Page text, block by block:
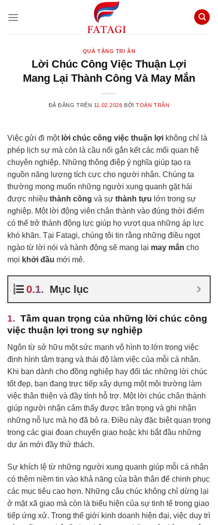
đến
QUÀ TẶNG TRI ÂN
Lời Chúc Công Việc Thuận Lợi
Mang Lại Thành Công Và May Mắn
ĐÃ ĐĂNG TRÊN 11.02.2026 BỞITOÀN TRẦN
Việc gửi đi một lời chúc công việc thuận lợi không chỉ là
phép lịch sự mà còn là cầu nối gắn kết các mối quan hệ
chuyên nghiệp. Những thông điệp ý nghĩa giúp tạo ra
nguồn năng lượng tích cực cho người nhận. Chúng ta
thường mong muốn những người xung quanh gặt hái
được nhiều thành công và sự thành tựu lớn trong sự
nghiệp. Một lời động viên chân thành vào đúng thời điểm
có thể trở thành động lực giúp họ vượt qua những áp lực
khó khăn. Tại Fatagi, chúng tôi tin rằng những điều ngọt
ngào từ lời nói và hành động sẽ mang lại may mắn cho
mọi khởi đầu mới mẻ.
Mục lục
Tầm quan trọng của những lời chúc công
việc thuận lợi trong sự nghiệp
Ngôn từ sở hữu một sức mạnh vô hình to lớn trong việc
định hình tâm trạng và thái độ làm việc của mỗi cá nhân.
Khi bạn dành cho đồng nghiệp hay đối tác những lời chúc
tốt đẹp, bạn đang trực tiếp xây dựng một môi trường làm
việc thân thiện và đầy tính hỗ trợ. Một lời chúc chân thành
giúp người nhận cảm thấy được trân trọng và ghi nhận
những nỗ lực mà họ đã bỏ ra. Điều này đặc biệt quan trọng
trong các giai đoạn chuyển giao hoặc khi bắt đầu những
dự án mới đầy thử thách.
Sự khích lệ từ những người xung quanh giúp mỗi cá nhân
có thêm niềm tin vào khả năng của bản thân để chinh phục
các mục tiêu cao hơn. Những câu chúc không chỉ dừng lại
ở mặt xã giao mà còn là biểu hiện của sự tinh tế trong giao
tiếp ứng xử. Trong thế giới kinh doanh hiện đại, việc duy trì